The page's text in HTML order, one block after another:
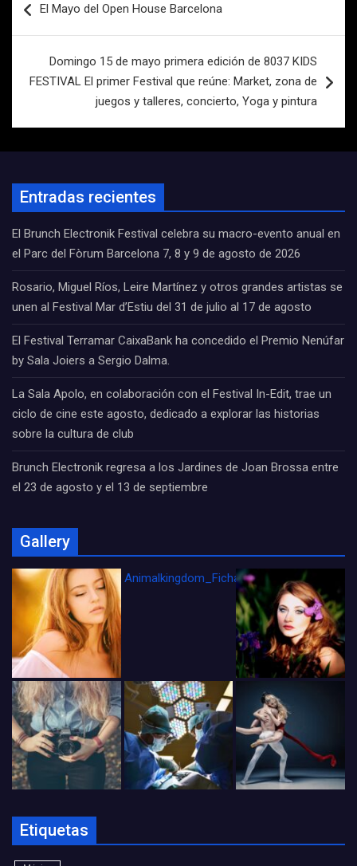
de
El Mayo del Open House Barcelona
Domingo 15 de mayo primera edición de 8037 KIDS
FESTIVAL El primer Festival que reúne: Market, zona de
juegos y talleres, concierto, Yoga y pintura
Entradas recientes
El Brunch Electronik Festival celebra su macro-evento anual en
el Parc del Fòrum Barcelona 7, 8 y 9 de agosto de 2026
Rosario, Miguel Ríos, Leire Martínez y otros grandes artistas se
unen al Festival Mar d’Estiu del 31 de julio al 17 de agosto
El Festival Terramar CaixaBank ha concedido el Premio Nenúfar
by Sala Joiers a Sergio Dalma.
La Sala Apolo, en colaboración con el Festival In-Edit, trae un
ciclo de cine este agosto, dedicado a explorar las historias
sobre la cultura de club
Brunch Electronik regresa a los Jardines de Joan Brossa entre
el 23 de agosto y el 13 de septiembre
Gallery
Animalkingdom_FichaCine
Etiquetas